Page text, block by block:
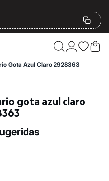
Gota Azul Claro 2928363